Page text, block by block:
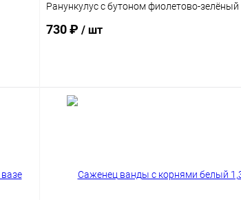
Ранункулус с бутоном фиолетово-
730 ₽ / шт
В корзину